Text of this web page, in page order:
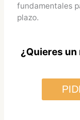
fundamentales
plazo.
¿Quieres